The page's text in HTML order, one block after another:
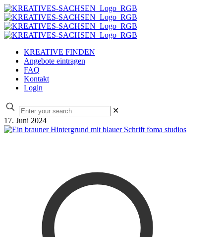
KREATIVE FINDEN
Angebote eintragen
FAQ
Kontakt
Login
✕
17. Juni 2024